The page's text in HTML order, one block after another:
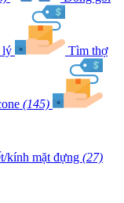
lý Tìm thợ
(145)
kính mặt đựng (27)